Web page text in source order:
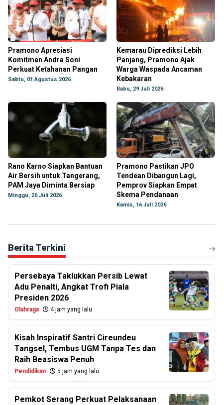
Pramono Apresiasi
Komitmen Andra Soni
Perkuat Ketahanan Pangan
Sabtu, 01 Agustus 2026
Kemarau Diprediksi Lebih
Panjang, Pramono Ajak
Warga Waspada Ancaman
Kebakaran
Rabu, 29 Juli 2026
Rano Karno Siapkan Bantuan
Air Bersih untuk Tangerang,
PAM Jaya Diminta Bersiap
Minggu, 26 Juli 2026
Pramono Pastikan JPO
Tendean Dibangun Lagi,
Pemprov Siapkan Empat
Skema Pendanaan
Kamis, 16 Juli 2026
Berita Terkini
Persebaya Taklukkan Persib Lewat
Adu Penalti, Angkat Trofi Piala
Presiden 2026
Olahraga 4 jam yang lalu
Kisah Inspiratif Santri Cireundeu
Tangsel, Tembus UGM Tanpa Tes dan
Raih Beasiswa Penuh
Pendidikan 5 jam yang lalu
Pemkot Serang Perkuat Pelaksanaan